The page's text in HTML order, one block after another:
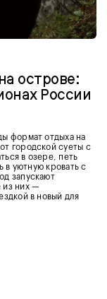
острове:
России
формат отдыха на
городской суеты с
в озере, петь
в уютную кровать с
запускают
из них —
в новый для